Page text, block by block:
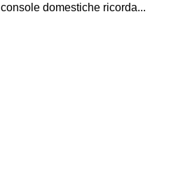
console domestiche ricorda...